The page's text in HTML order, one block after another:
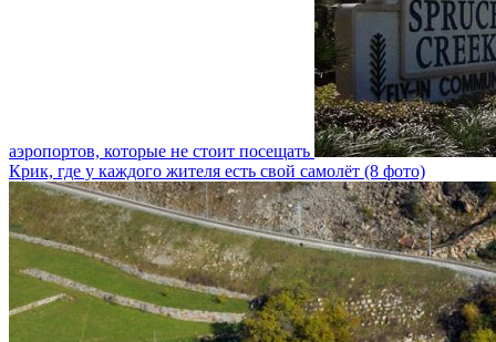
аэропортов, которые не стоит посещать
Крик, где у каждого жителя есть свой самолёт (8 фото)